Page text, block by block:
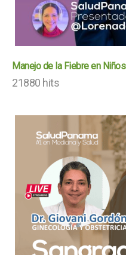
Manejo de la Fiebre en Niños
21880 hits